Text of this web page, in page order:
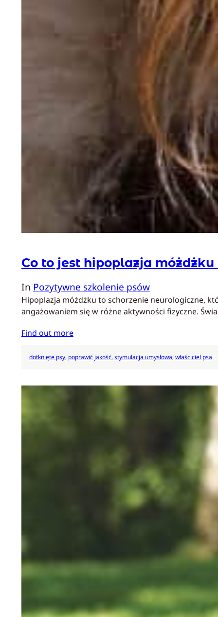
Co to jest hipoplazja móżdżku
In Pozytywne szkolenie psów
Hipoplazja móżdżku to schorzenie neurologiczne,
angażowaniem się w różne aktywności fizyczne.
Find out more
dotknięte psy, poprawić jakość, stymulacja umysłowa, właściciel psa